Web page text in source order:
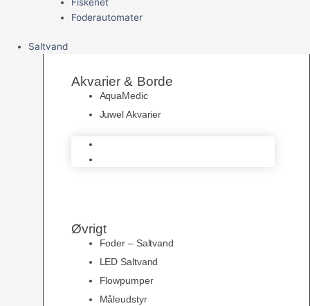
Foderautomater
Saltvand
Akvarier & Borde
AquaMedic
Juwel Akvarier
Øvrigt
Foder – Saltvand
LED Saltvand
Flowpumper
Måleudstyr